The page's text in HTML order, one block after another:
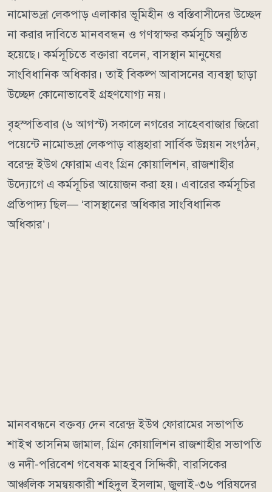
নামোভদ্রা লেকপাড় এলাকার ভূমিহীন ও বস্তিবাসীদের উচ্ছেদ
না করার দাবিতে মানববন্ধন ও গণস্বাক্ষর কর্মসূচি অনুষ্ঠিত
হয়েছে। কর্মসূচিতে বক্তারা বলেন, বাসস্থান মানুষের
সাংবিধানিক অধিকার। তাই বিকল্প আবাসনের ব্যবস্থা ছাড়া
উচ্ছেদ কোনোভাবেই গ্রহণযোগ্য নয়।
বৃহস্পতিবার (৬ আগস্ট) সকালে নগরের সাহেববাজার জিরো
পয়েন্টে নামোভদ্রা লেকপাড় বাস্তুহারা সার্বিক উন্নয়ন সংগঠন,
বরেন্দ্র ইউথ ফোরাম এবং গ্রিন কোয়ালিশন, রাজশাহীর
উদ্যোগে এ কর্মসূচির আয়োজন করা হয়। এবারের কর্মসূচির
প্রতিপাদ্য ছিল— ‘বাসস্থানের অধিকার সাংবিধানিক
অধিকার’।
মানববন্ধনে বক্তব্য দেন বরেন্দ্র ইউথ ফোরামের সভাপতি
শাইখ তাসনিম জামাল, গ্রিন কোয়ালিশন রাজশাহীর সভাপতি
ও নদী-পরিবেশ গবেষক মাহবুব সিদ্দিকী, বারসিকের
আঞ্চলিক সমন্বয়কারী শহিদুল ইসলাম, জুলাই-৩৬ পরিষদের